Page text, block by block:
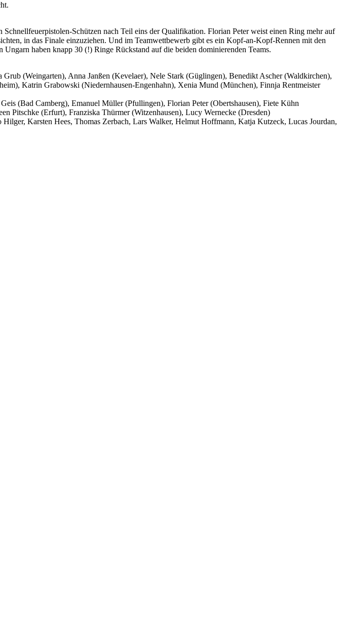
Schützen nach Teil eins der Qualifikation. Florian Peter weist einen Ring mehr auf
in das Finale einzuziehen. Und im Teamwettbewerb gibt es ein Kopf-an-Kopf-Rennen mit den
haben knapp 30 (!) Ringe Rückstand auf die beiden dominierenden Teams.
(Weingarten), Anna Janßen (Kevelaer), Nele Stark (Güglingen), Benedikt Ascher (Waldkirchen),
Katrin Grabowski (Niedernhausen-Engenhahn), Xenia Mund (München), Finnja Rentmeister
(Bad Camberg), Emanuel Müller (Pfullingen), Florian Peter (Obertshausen), Fiete Kühn
Pitschke (Erfurt), Franziska Thürmer (Witzenhausen), Lucy Wernecke (Dresden)
Karsten Hees, Thomas Zerbach, Lars Walker, Helmut Hoffmann, Katja Kutzeck, Lucas Jourdan,